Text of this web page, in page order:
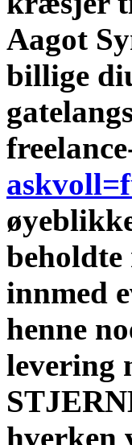
Aagot
billige
beholdte
innmed
henne
levering
hverken